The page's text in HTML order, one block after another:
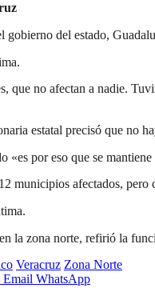
gobierno del estado,
que no afectan a nadie.
estatal precisó que no
«es por eso que se
municipios afectados, pero
la zona norte, refirió la
Veracruz Zona Norte
Email WhatsApp